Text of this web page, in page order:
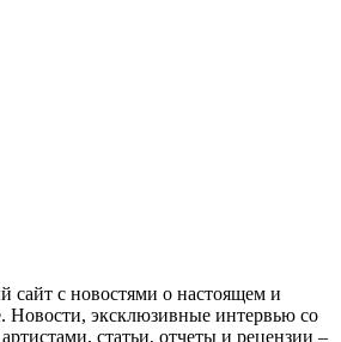
сайт с новостями о настоящем и
Новости, эксклюзивные интервью со
статьи, отчеты и рецензии –